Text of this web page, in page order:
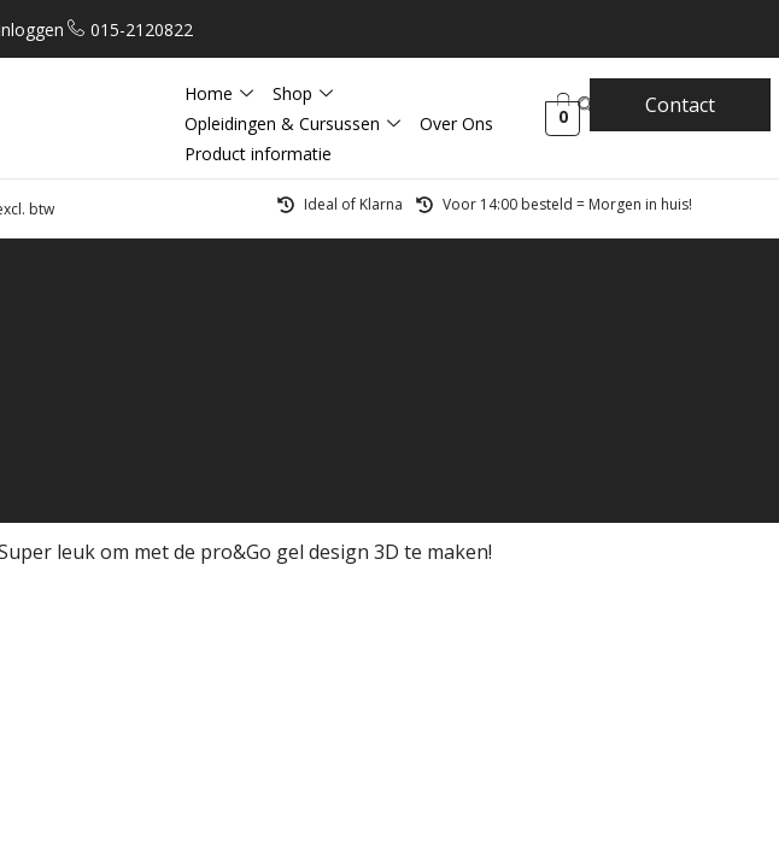
015-2120822
Home
Shop
Opleidingen & Cursussen
Over Ons
Product informatie
0 Contact
btw Ideal of Klarna Voor 14:00 besteld = Morgen in huis!
leuk om met de pro&Go gel design 3D te maken!